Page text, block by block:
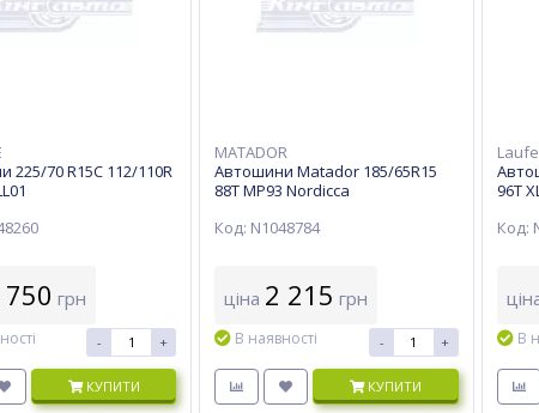
225/70 R15C 112/110R
грн
- +
КУПИТИ
MATADOR
Автошини Matador 185/65R15
88T MP93 Nordicca
Код: N1048784
ціна 2 215 грн
В наявності - +
КУПИТИ
96T
Код:
В